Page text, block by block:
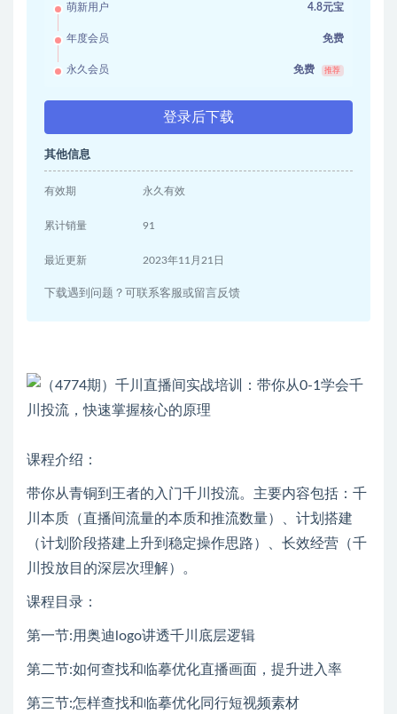
萌新用户 4.8元宝
年度会员 免费
永久会员 免费 推荐
登录后下载
其他信息
有效期 永久有效
累计销量 91
最近更新 2023年11月21日
下载遇到问题？可联系客服或留言反馈
课程介绍：
带你从青铜到王者的入门千川投流。主要内容包括：千
川本质（直播间流量的本质和推流数量）、计划搭建
（计划阶段搭建上升到稳定操作思路）、长效经营（千
川投放目的深层次理解）。
课程目录：
第一节:用奥迪logo讲透千川底层逻辑
第二节:如何查找和临摹优化直播画面，提升进入率
第三节:怎样查找和临摹优化同行短视频素材